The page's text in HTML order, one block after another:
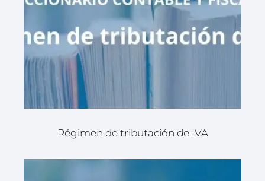
Régimen de tributación de IVA